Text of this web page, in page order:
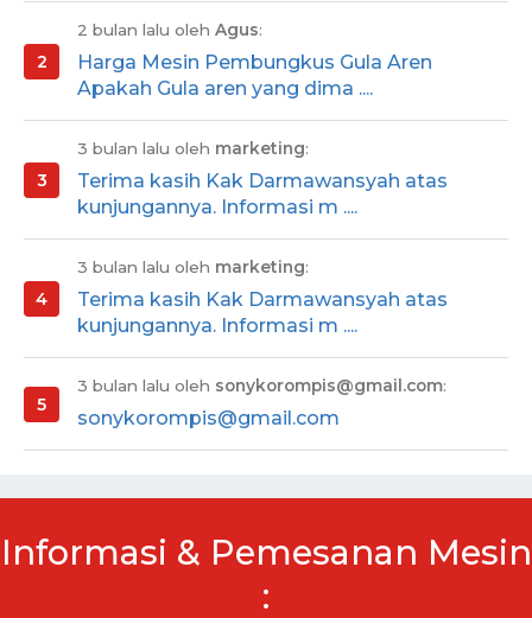
2 bulan lalu oleh Agus:
Harga Mesin Pembungkus Gula Aren
Apakah Gula aren yang dima ....
3 bulan lalu oleh marketing:
Terima kasih Kak Darmawansyah atas
kunjungannya. Informasi m ....
3 bulan lalu oleh marketing:
Terima kasih Kak Darmawansyah atas
kunjungannya. Informasi m ....
3 bulan lalu oleh sonykorompis@gmail.com:
sonykorompis@gmail.com
Informasi & Pemesanan Mesin
: